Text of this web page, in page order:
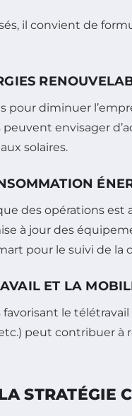
il convient de
pour diminuer
envisager
solaires.
des opérations est
à jour des
pour le suivi de la
ET LA
le
peut contribuer à
STRATÉGIE